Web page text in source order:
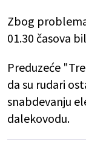
Zbog
01.30 časova
Preduzeće
da su rudari
snabdevanju
dalekovodu.